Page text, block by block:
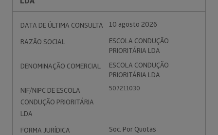
DATA DE ÚLTIMA CONSULTA
10 agosto 2026
RAZÃO SOCIAL
ESCOLA CONDUÇÃO
PRIORITÁRIA LDA
DENOMINAÇÃO COMERCIAL
ESCOLA CONDUÇÃO
PRIORITÁRIA LDA
NIF/NIPC DE ESCOLA
CONDUÇÃO PRIORITÁRIA
LDA
507211030
FORMA JURÍDICA
Soc. Por Quotas